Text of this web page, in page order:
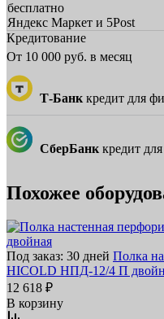
бесплатно
Яндекс Маркет и 5Post
Кредитование
От 10 000 руб. в месяц
Т-Банк кредит для
СберБанк кредит
Похожее
Под заказ: 30 дней Полка
HICOLD НПД-12/4 П
12 618 ₽
В корзину